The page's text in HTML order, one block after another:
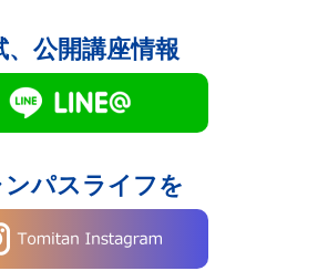
、公開講座情報
ンパスライフを